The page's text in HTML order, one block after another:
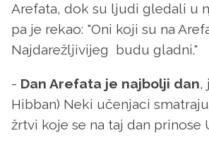
Arefata, dok su ljudi gledali u
pa je rekao: "Oni koji su na
Najdarežljivijeg budu gladni."
- Dan Arefata je najbolji dan,
Hibban) Neki učenjaci
žrtvi koje se na taj dan prinose